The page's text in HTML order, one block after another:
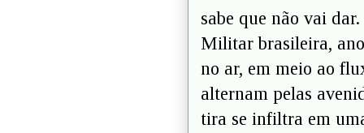
sabe que não vai
Militar brasileira,
no ar, em meio ao
alternam pelas
tira se infiltra em